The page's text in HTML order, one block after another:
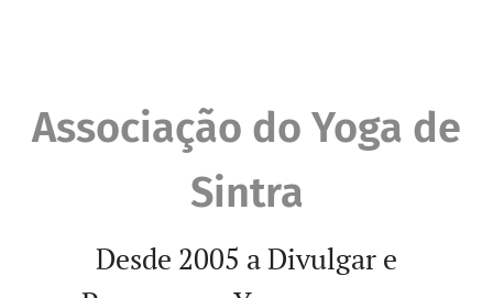
Associação do Yoga de
Sintra
Desde 2005 a Divulgar e